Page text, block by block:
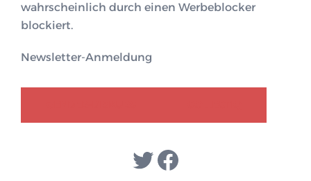
wahrscheinlich durch einen Werbeblocker
blockiert.
Newsletter-Anmeldung
Twitter
Facebook